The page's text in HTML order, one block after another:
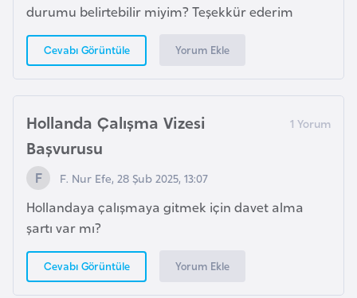
durumu belirtebilir miyim? Teşekkür ederim
Cevabı Görüntüle Yorum Ekle
Hollanda Çalışma Vizesi
Başvurusu
F. Nur Efe, 28 Şub 2025, 13:07
Hollandaya çalışmaya gitmek için davet alma
şartı var mı?
Cevabı Görüntüle Yorum Ekle
t
Ç
i
n
D
i